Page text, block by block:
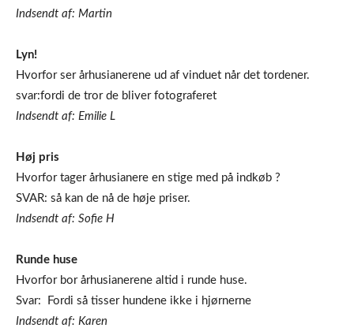
Indsendt af: Martin
Lyn!
Hvorfor ser århusianerene ud af vinduet når det tordener.
svar:fordi de tror de bliver fotograferet
Indsendt af: Emilie L
Høj pris
Hvorfor tager århusianere en stige med på indkøb ?
SVAR: så kan de nå de høje priser.
Indsendt af: Sofie H
Runde huse
Hvorfor bor århusianerene altid i runde huse.
Svar: Fordi så tisser hundene ikke i hjørnerne
Indsendt af: Karen